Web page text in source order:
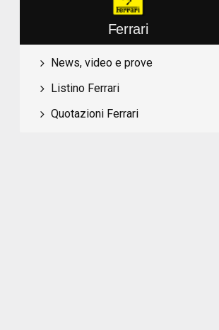
Ferrari
News, video e prove
Listino Ferrari
Quotazioni Ferrari